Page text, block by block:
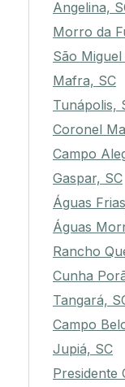
Angelina,
Morro da
São
Mafra, SC
Tunápolis,
Coronel
Campo
Gaspar, SC
Águas
Águas
Rancho
Cunha
Tangará,
Campo
Jupiá, SC
Presidente